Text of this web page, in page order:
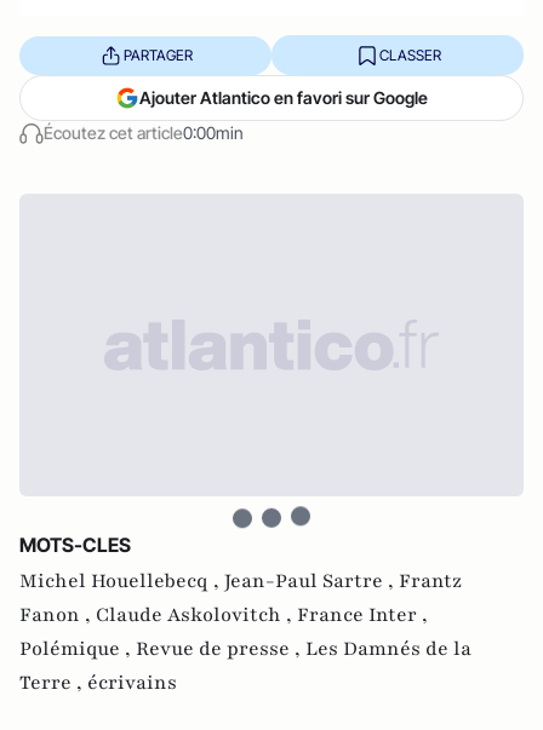
Écoutez cet article0:00min
PARTAGER CLASSER
Ajouter Atlantico en favori sur Google
MOTS-CLES
Michel Houellebecq , Jean-Paul Sartre , Frantz
Fanon , Claude Askolovitch , France Inter ,
Polémique , Revue de presse , Les Damnés de la
Terre , écrivains